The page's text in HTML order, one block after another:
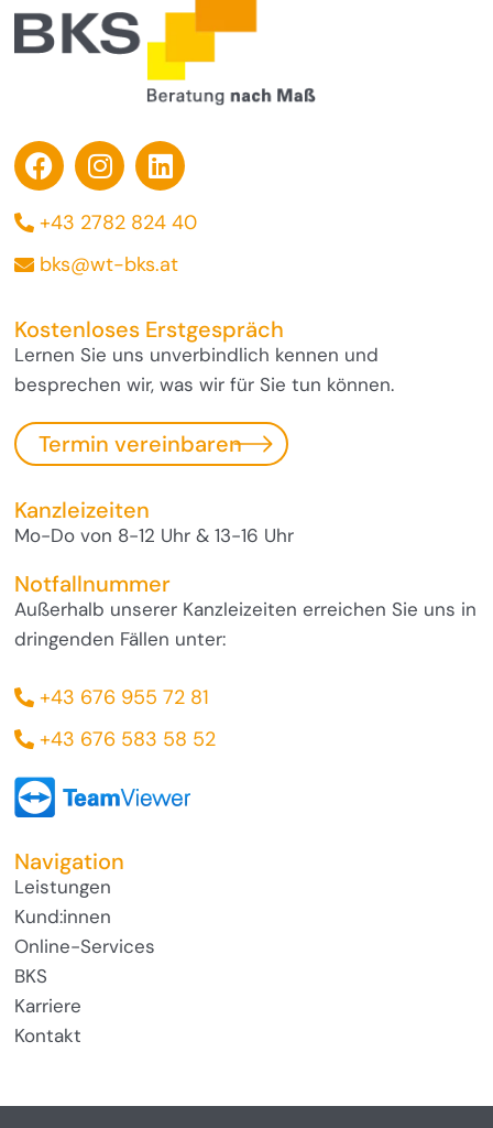
+43 2782 824 40
bks@wt-bks.at
Kostenloses Erstgespräch
Lernen Sie uns unverbindlich kennen und
besprechen wir, was wir für Sie tun können.
Termin vereinbaren
Kanzleizeiten
Mo-Do von 8-12 Uhr & 13-16 Uhr
Notfallnummer
Außerhalb unserer Kanzleizeiten erreichen Sie uns in
dringenden Fällen unter:
+43 676 955 72 81
+43 676 583 58 52
Navigation
Leistungen
Kund:innen
Online-Services
BKS
Karriere
Kontakt